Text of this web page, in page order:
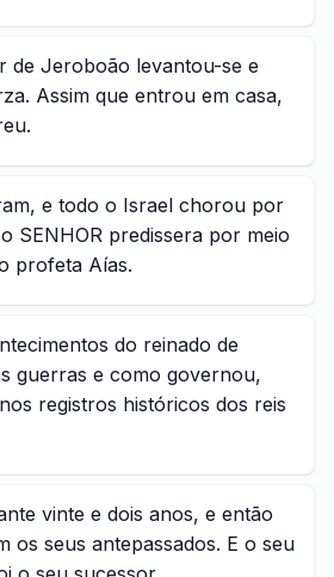
de Jeroboão levantou-se e
Assim que entrou em casa,
e todo o Israel chorou por
SENHOR predissera por meio
profeta Aías.
do reinado de
guerras e como governou,
registros históricos dos reis
vinte e dois anos, e então
os seus antepassados. E o seu